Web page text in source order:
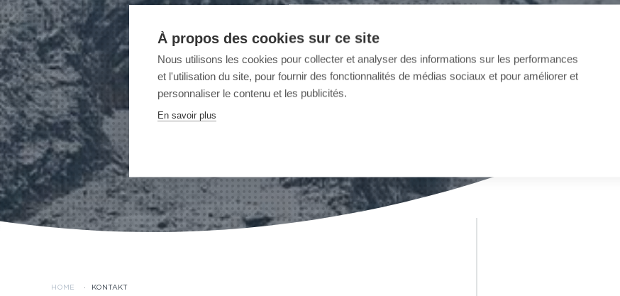
HOME · KONTAKT
À propos des cookies sur ce site
Nous utilisons les cookies pour collecter et analyser des informations sur les performances
et l'utilisation du site, pour fournir des fonctionnalités de médias sociaux et pour améliorer et
personnaliser le contenu et les publicités.
En savoir plus